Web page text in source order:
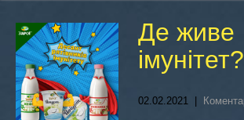
Де живе
імунітет?
02.02.2021